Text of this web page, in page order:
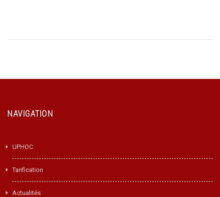
NAVIGATION
UPHOC
Tarification
Actualités